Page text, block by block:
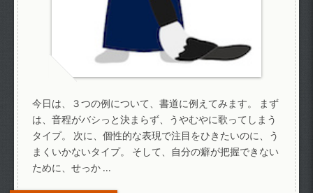
今日は、３つの例について、書道に例えてみます。 まず
は、音程がバシっと決まらず、うやむやに歌ってしまう
タイプ。 次に、個性的な表現で注目をひきたいのに、う
まくいかないタイプ。 そして、自分の癖が把握できない
ために、せっか …